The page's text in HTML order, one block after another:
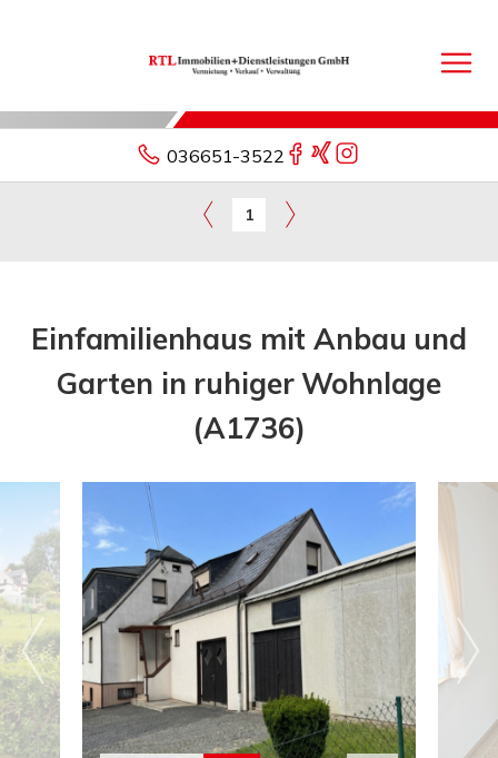
036651-3522
1
Einfamilienhaus mit Anbau und
Garten in ruhiger Wohnlage
(A1736)